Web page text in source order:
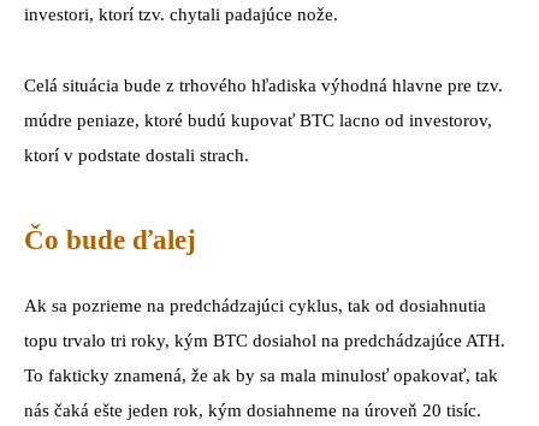
investori, ktorí tzv. chytali padajúce nože.
Celá situácia bude z trhového hľadiska výhodná hlavne pre tzv.
múdre peniaze, ktoré budú kupovať BTC lacno od investorov,
ktorí v podstate dostali strach.
Čo bude ďalej
Ak sa pozrieme na predchádzajúci cyklus, tak od dosiahnutia
topu trvalo tri roky, kým BTC dosiahol na predchádzajúce ATH.
To fakticky znamená, že ak by sa mala minulosť opakovať, tak
nás čaká ešte jeden rok, kým dosiahneme na úroveň 20 tisíc.